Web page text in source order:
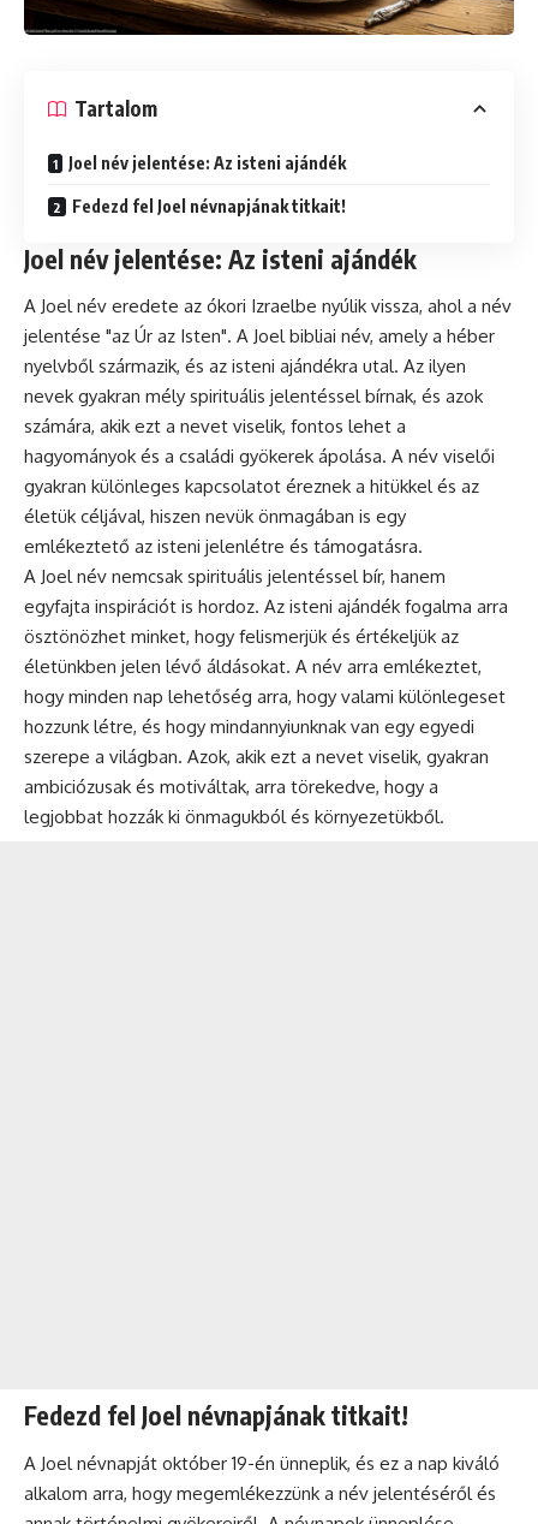
Tartalom
Joel név jelentése: Az isteni ajándék
Fedezd fel Joel névnapjának titkait!
Joel név jelentése: Az isteni ajándék
A Joel név eredete az ókori Izraelbe nyúlik vissza, ahol a név
jelentése "az Úr az Isten". A Joel bibliai név, amely a héber
nyelvből származik, és az isteni ajándékra utal. Az ilyen
nevek gyakran mély spirituális jelentéssel bírnak, és azok
számára, akik ezt a nevet viselik, fontos lehet a
hagyományok és a családi gyökerek ápolása. A név viselői
gyakran különleges kapcsolatot éreznek a hitükkel és az
életük céljával, hiszen nevük önmagában is egy
emlékeztető az isteni jelenlétre és támogatásra.
A Joel név nemcsak spirituális jelentéssel bír, hanem
egyfajta inspirációt is hordoz. Az isteni ajándék fogalma arra
ösztönözhet minket, hogy felismerjük és értékeljük az
életünkben jelen lévő áldásokat. A név arra emlékeztet,
hogy minden nap lehetőség arra, hogy valami különlegeset
hozzunk létre, és hogy mindannyiunknak van egy egyedi
szerepe a világban. Azok, akik ezt a nevet viselik, gyakran
ambiciózusak és motiváltak, arra törekedve, hogy a
legjobbat hozzák ki önmagukból és környezetükből.
Fedezd fel Joel névnapjának titkait!
A Joel névnapját október 19-én ünneplik, és ez a nap kiváló
alkalom arra, hogy megemlékezzünk a név jelentéséről és